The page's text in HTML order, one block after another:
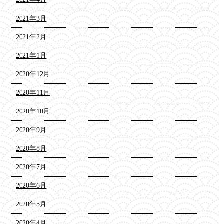
2021年3月
2021年2月
2021年1月
2020年12月
2020年11月
2020年10月
2020年9月
2020年8月
2020年7月
2020年6月
2020年5月